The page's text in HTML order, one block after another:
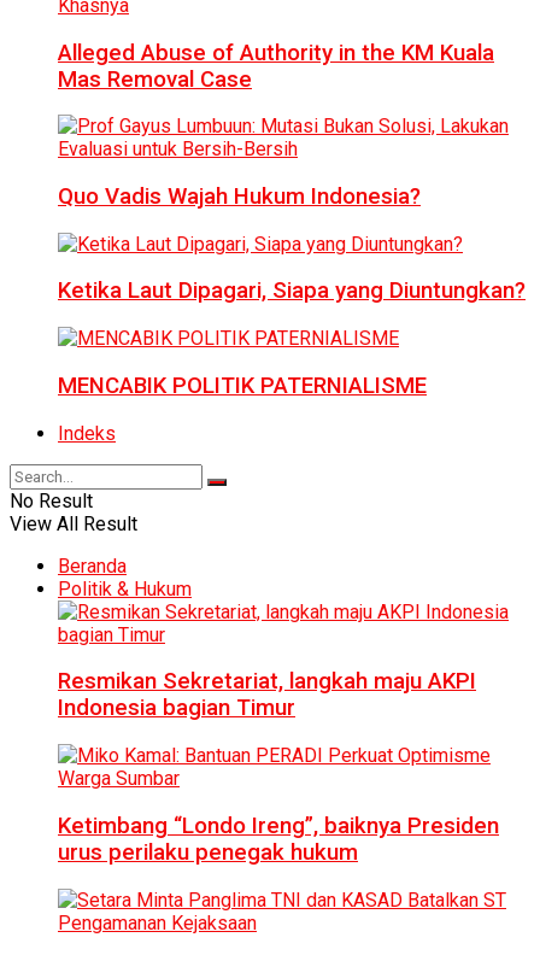
Alleged Abuse of Authority in the KM Kuala
Mas Removal Case
Quo Vadis Wajah Hukum Indonesia?
Ketika Laut Dipagari, Siapa yang Diuntungkan?
MENCABIK POLITIK PATERNIALISME
Indeks
No Result
View All Result
Beranda
Politik & Hukum
Resmikan Sekretariat, langkah maju AKPI
Indonesia bagian Timur
Ketimbang “Londo Ireng”, baiknya Presiden
urus perilaku penegak hukum